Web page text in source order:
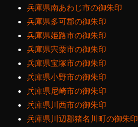
兵庫県南あわじ市の御朱印
兵庫県多可郡の御朱印
兵庫県姫路市の御朱印
兵庫県宍粟市の御朱印
兵庫県宝塚市の御朱印
兵庫県小野市の御朱印
兵庫県尼崎市の御朱印
兵庫県川西市の御朱印
兵庫県川辺郡猪名川町の御朱印